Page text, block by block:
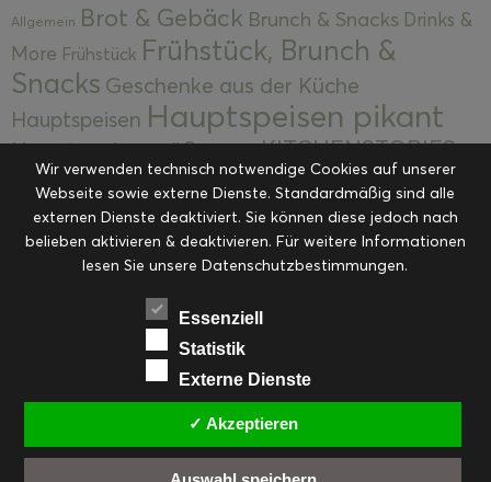
Allgemein Brot & Gebäck Brunch & Snacks Drinks &
More Frühstück Frühstück, Brunch &
Snacks Geschenke aus der Küche
Hauptspeisen Hauptspeisen pikant
Hauptspeisen süßKekseKITCHENSTORIES
Kuchen, Torten & Desserts Kuchen und
Desserts Kulinarik Kulinarische Mitbringsel &
Eingemachtes Ohne Kategorie Ostern Resteküche
RezepteSaisonalSliderStartseite
Suppen, Salate & Vorspeisen
Vorspeisen, Salate & Suppen
Weihnachten Workshops & Events
Wir verwenden technisch notwendige Cookies auf unserer
Webseite sowie externe Dienste. Standardmäßig sind alle
externen Dienste deaktiviert. Sie können diese jedoch nach
belieben aktivieren & deaktivieren. Für weitere Informationen
lesen Sie unsere Datenschutzbestimmungen.
Essenziell
Statistik
Externe Dienste
✓ Akzeptieren